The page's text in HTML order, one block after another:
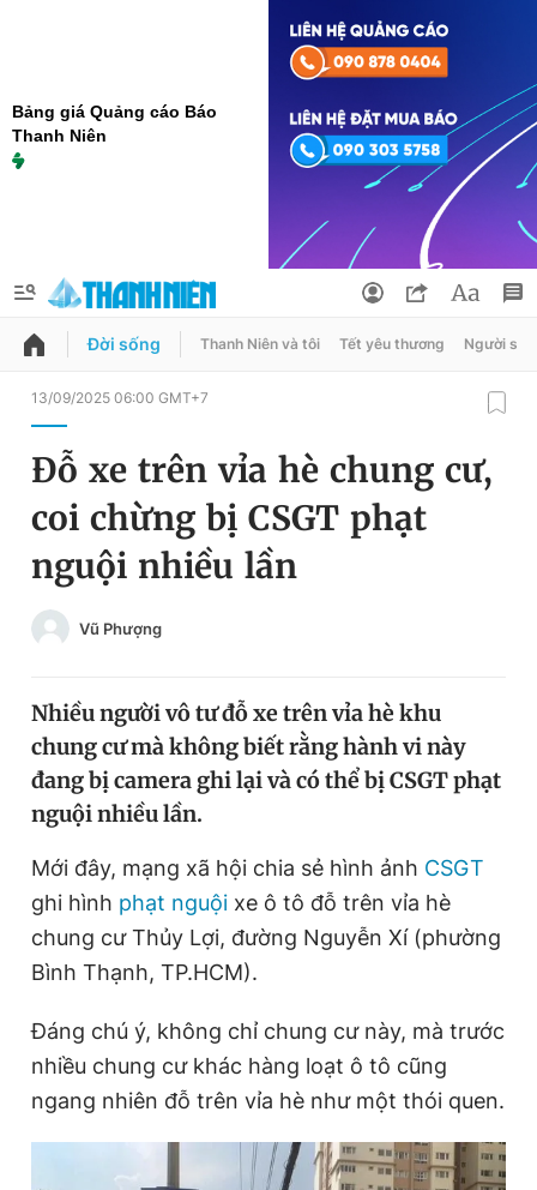
Bảng giá Quảng cáo Báo
Thanh Niên
QUẢNG CÁO ĐẶT BÁO
Chuyên mục
Chuyên mục khác
Chào ngày mới
Tin thị trường
Video Magazine
Sản phẩm khác
Tiện ích Bạn cần biết
Thông tin tòa soạn
Đọc Thanh Niên trên điện thoại
Đổi mật khẩu
Tin đã lưu
Tin đã xem
Đời sống Thanh Niên và tôi Tết yêu thương Người
13/09/2025 06:00 GMT+7
Đỗ xe trên vỉa hè chung cư,
coi chừng bị CSGT phạt
nguội nhiều lần
Vũ Phượng
Nhiều người vô tư đỗ xe trên vỉa hè khu
chung cư mà không biết rằng hành vi này
đang bị camera ghi lại và có thể bị CSGT phạt
nguội nhiều lần.
Mới đây, mạng xã hội chia sẻ hình ảnh CSGT
ghi hình phạt nguội xe ô tô đỗ trên vỉa hè
chung cư Thủy Lợi, đường Nguyễn Xí (phường
Bình Thạnh, TP.HCM).
Đáng chú ý, không chỉ chung cư này, mà trước
nhiều chung cư khác hàng loạt ô tô cũng
ngang nhiên đỗ trên vỉa hè như một thói quen.